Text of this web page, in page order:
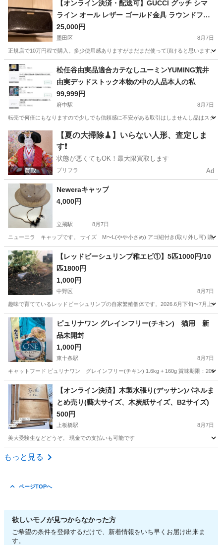
【オンライン決済・配送可】GUCCI グッチ シマ
ライン オール レザー ゴールド金具 ラウンドファ
スナー 長財布 黒★
25,000円
墨田区 8月7日
正規店で10万円程で購入。多少使用感ありますがまだまだ使って頂けると思います。
東京 その他 グッチ
松任谷由実品適合カテなしユーミンYUMING荒井
由実デッドストック本物の中の人品本人の私
99,999円
府中駅 8月7日
転売で何倍にもなりますので少しでも信頼感に不安がある取引はしませんし品はスク
東京 府中市 府中駅 その他 ユーミン
【夏の大掃除🧹】いらない人形、査定しま
す❗️
状態が悪くてもOK！最大限買取します
プリフラ Ad
Neweraキャップ
4,000円
立飛駅 8月7日
ニューエラ キャップです。 サイズ M〜L(やや小さめ) アゴ紐付き(取り外し可) 購入
東京 立川市 その他 ニューエラ
【レッドビーシュリンプ稚エビ①】5匹1000円/10
匹1800円
1,000円
中野区 8月7日
趣味で育てているレッドビーシュリンプの自家繁殖個体です。2026.6月下旬〜7月上
東京 中野区 その他
ピュリナワン グレインフリー(チキン) 猫用 新
品未開封
1,000円
東十条駅 8月7日
キャットフード ピュリナワン グレインフリー(チキン) 1.6kg + 160g 賞味期限：
東京 北区 東十条駅 その他 ピュリナワン
【オンライン決済】木製水張り(デッサン)パネルま
とめ売り(藝大サイズ、木炭紙サイズ、B2サイズ)
500円
上板橋駅 8月7日
美大受験生などどうぞ。 現金での支払いも可能です
東京 板橋区
もっと見る
ページTOPへ
欲しいモノが見つからなかった方
ご希望の条件を登録するだけで、新着情報をいち早くお届け出来ま
す。